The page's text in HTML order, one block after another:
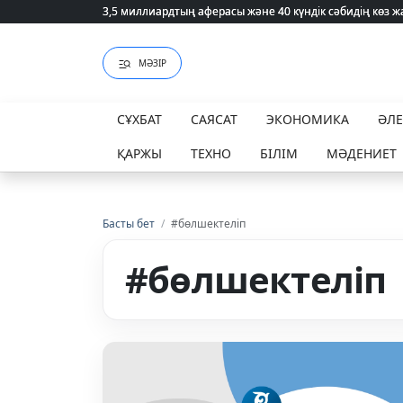
3,5 миллиардтың аферасы және 40 күндік сәбидің
3,5 миллиардтың аферасы және 40 күндік сәбидің
МӘЗІР
СҰХБАТ САЯСАТ ЭКОНОМИКА
ҚАРЖЫ
ТЕХНО БІЛІМ МӘДЕНИЕТ
Басты бет / #бөлшектеліп
#бөлшектеліп